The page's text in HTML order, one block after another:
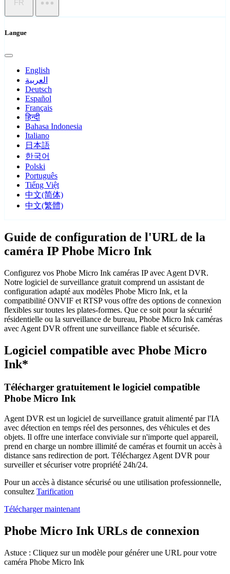
FR
Langue
English
العربية
Deutsch
Español
Français
हिन्दी
Bahasa Indonesia
Italiano
日本語
한국어
Polski
Português
Tiếng Việt
中文(简体)
中文(繁體)
Guide de configuration de l'URL de la
caméra IP Phobe Micro Ink
Configurez vos Phobe Micro Ink caméras IP avec Agent DVR.
Notre logiciel de surveillance gratuit comprend un assistant de
configuration adapté aux modèles Phobe Micro Ink, et la
compatibilité ONVIF et RTSP vous offre des options de connexion
flexibles sur toutes les plates-formes. Que ce soit pour la sécurité
résidentielle ou la surveillance de bureau, Phobe Micro Ink caméras
avec Agent DVR offrent une surveillance fiable et sécurisée.
Logiciel compatible avec Phobe Micro
Ink*
Télécharger gratuitement le logiciel compatible
Phobe Micro Ink
Agent DVR est un logiciel de surveillance gratuit alimenté par l'IA
avec détection en temps réel des personnes, des véhicules et des
objets. Il offre une interface conviviale sur n'importe quel appareil,
prend en charge un nombre illimité de caméras et fournit un accès à
distance sans redirection de port. Téléchargez Agent DVR pour
surveiller et sécuriser votre propriété 24h/24.
Pour un accès à distance sécurisé ou une utilisation professionnelle,
consultez Tarification
Télécharger maintenant
Phobe Micro Ink URLs de connexion
Astuce : Cliquez sur un modèle pour générer une URL pour votre
caméra Phobe Micro Ink